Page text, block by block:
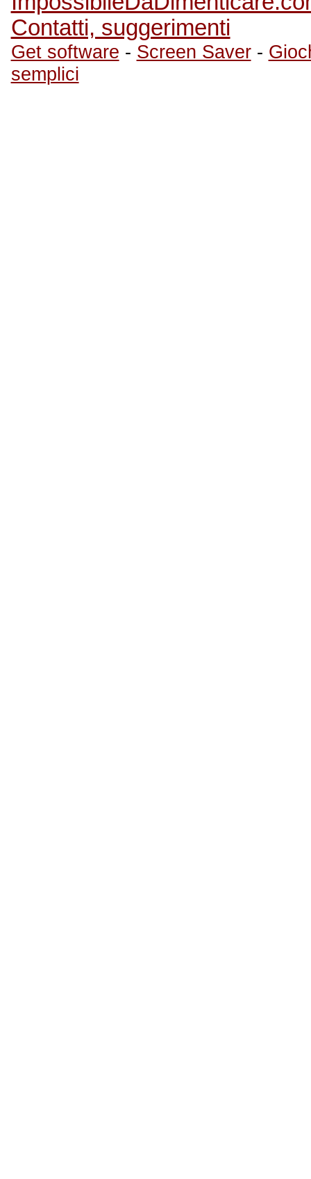
Contatti, suggerimenti
Get software - Screen Saver-
semplici